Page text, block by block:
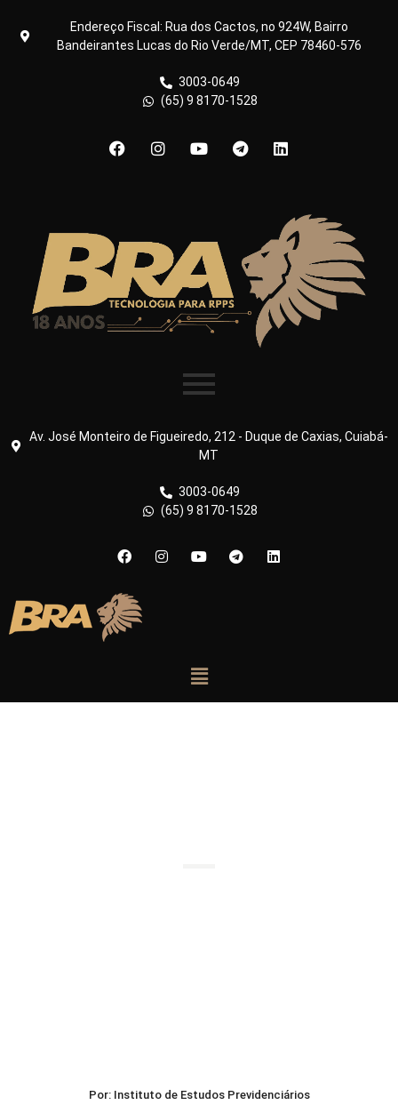
Endereço Fiscal: Rua dos Cactos, no 924W, Bairro
Bandeirantes Lucas do Rio Verde/MT, CEP 78460-576
3003-0649
(65) 9 8170-1528
Av. José Monteiro de Figueiredo, 212 - Duque de Caxias, Cuiabá-
MT
3003-0649
(65) 9 8170-1528
Por: Instituto de Estudos Previdenciários